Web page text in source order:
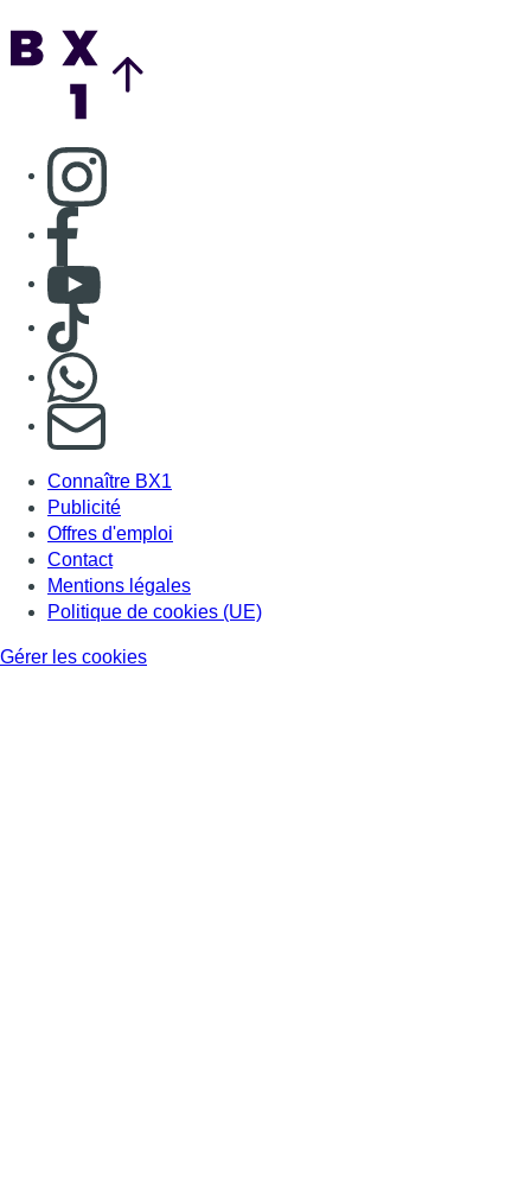
Consulter page Instagram
Consulter page Facebook
Consulter Youtube
Consulter TikTok
S'abonner à notre newsletter
Connaître BX1
Publicité
Offres d'emploi
Contact
Mentions légales
Politique de cookies (UE)
Gérer les cookies